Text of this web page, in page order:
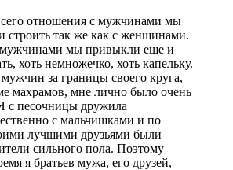
отношения с мужчинами мы
строить так же как с женщинами.
мужчинами мы привыкли еще и
хоть немножечко, хоть капельку.
за границы своего круга,
махрамов, мне лично было очень
с песочницы дружила
с мальчишками и по
лучшими друзьями были
сильного пола. Поэтому
я братьев мужа, его друзей,